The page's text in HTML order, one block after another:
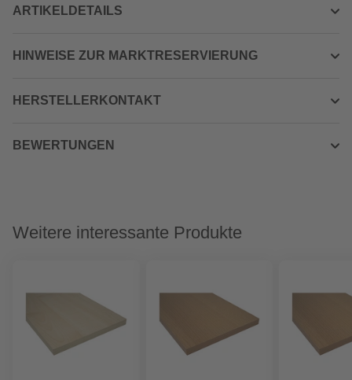
ARTIKELDETAILS
HINWEISE ZUR MARKTRESERVIERUNG
HERSTELLERKONTAKT
BEWERTUNGEN
Weitere interessante Produkte